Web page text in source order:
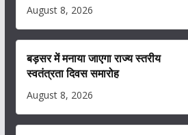
August 8, 2026
बड़सर में मनाया जाएगा राज्य स्तरीय
स्वतंत्रता दिवस समारोह
August 8, 2026